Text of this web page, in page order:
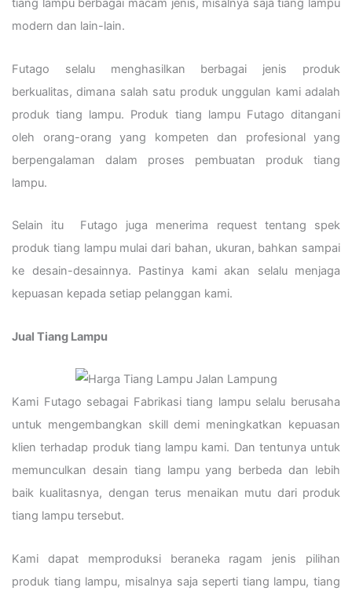
tiang lampu berbagai macam jenis, misalnya saja tiang lampu
modern dan lain-lain.
Futago selalu menghasilkan berbagai jenis produk
berkualitas, dimana salah satu produk unggulan kami adalah
produk tiang lampu. Produk tiang lampu Futago ditangani
oleh orang-orang yang kompeten dan profesional yang
berpengalaman dalam proses pembuatan produk tiang
lampu.
Selain itu Futago juga menerima request tentang spek
produk tiang lampu mulai dari bahan, ukuran, bahkan sampai
ke desain-desainnya. Pastinya kami akan selalu menjaga
kepuasan kepada setiap pelanggan kami.
Jual Tiang Lampu
Kami Futago sebagai Fabrikasi tiang lampu selalu berusaha
untuk mengembangkan skill demi meningkatkan kepuasan
klien terhadap produk tiang lampu kami. Dan tentunya untuk
memunculkan desain tiang lampu yang berbeda dan lebih
baik kualitasnya, dengan terus menaikan mutu dari produk
tiang lampu tersebut.
Kami dapat memproduksi beraneka ragam jenis pilihan
produk tiang lampu, misalnya saja seperti tiang lampu, tiang